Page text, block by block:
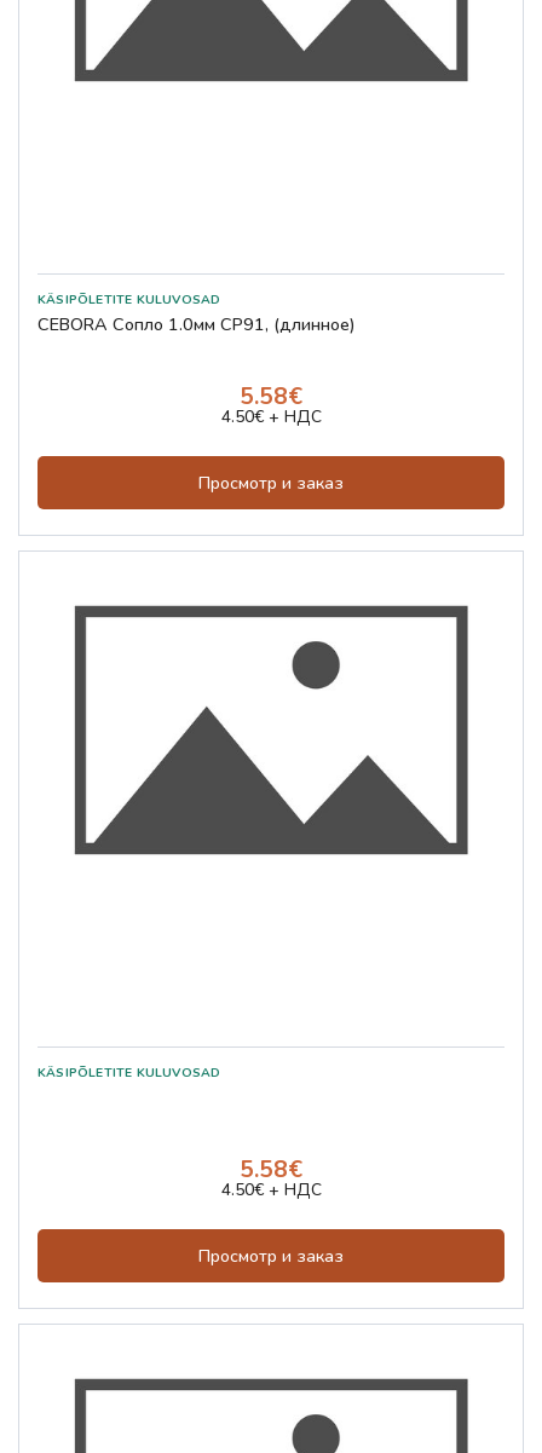
CEBORA Сопло 1.0мм CP91, (длинное)
5.58€
4.50€ + НДС
Просмотр и заказ
5.58€
4.50€ + НДС
Просмотр и заказ